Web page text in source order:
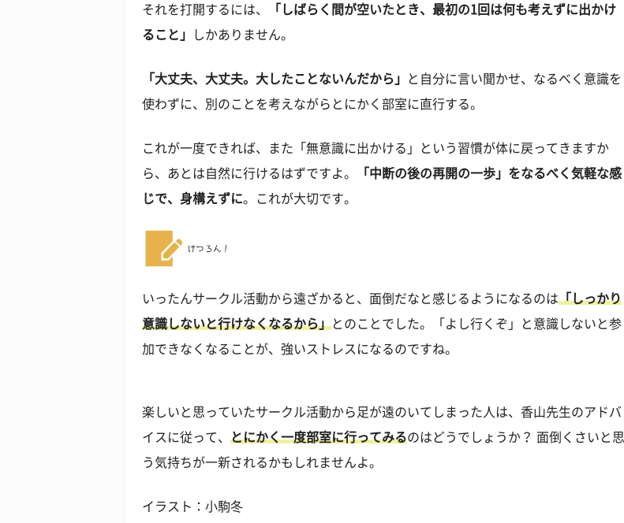
それを打開するには、
「しばらく間が空いたとき、最初の1回は何も考えずに出かけ
ること」
しかありません。
「大丈夫、大丈夫。大したことないんだから」
と自分に言い聞かせ、なるべく意識を
使わずに、別のことを考えながらとにかく部室に直行する。
これが一度できれば、また「無意識に出かける」という習慣が体に戻ってきますか
ら、あとは自然に行けるはずですよ。
「中断の後の再開の一歩」をなるべく気軽な感
じで、身構えずに。これが大切です。
いったんサークル活動から遠ざかると、面倒だなと感じるようになるのは「しっかり
意識しないと行けなくなるから」とのことでした。「よし行くぞ」と意識しないと参
加できなくなることが、強いストレスになるのですね。
楽しいと思っていたサークル活動から足が遠のいてしまった人は、香山先生のアドバ
イスに従って、 とにかく一度部室に行ってみるのはどうでしょうか？ 面倒くさいと思
う気持ちが一新されるかもしれませんよ。
イラスト：小駒冬